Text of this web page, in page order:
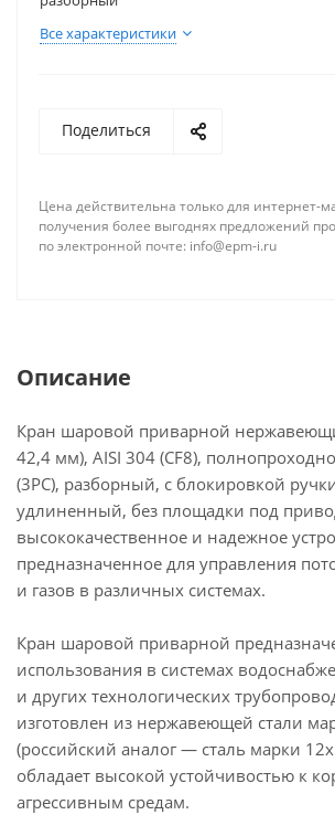
материал корпуса — нержавеющая
электропривода или пневмопривода.
запорным устройством, которое
применяется в различных отраслях
конструкции и материалам
агрессивным средам, что делает
долговечным запорным
Все характеристики
Поделиться
Цена действительна только для интернет-
получения более выгоднях предложений
по электронной почте: info@epm-i.ru
Описание
Кран шаровой приварной
42,4 мм), AISI 304 (CF8),
(3PC), разборный, с блокировкой
удлиненный, без площадки под
высококачественное и надежное
предназначенное для управления
и газов в различных системах.
Кран шаровой приварной
использования в системах
и других технологических
изготовлен из нержавеющей стали
(российский аналог — сталь марки
обладает высокой устойчивостью к
агрессивным средам.